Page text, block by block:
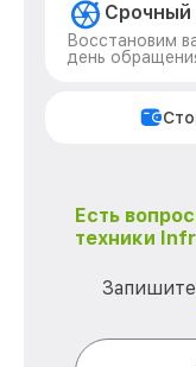
Срочный
Восстановим
день
Есть
техники